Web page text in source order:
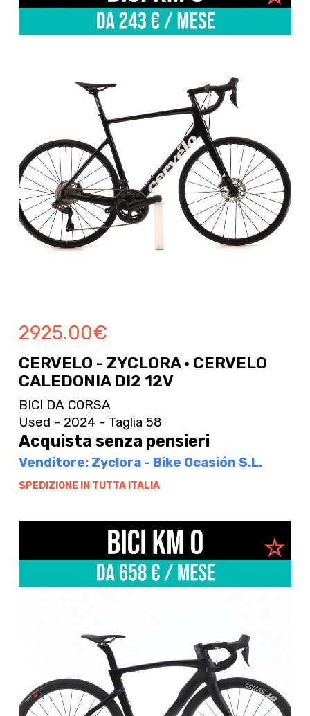
2925.00€
CERVELO - ZYCLORA · CERVELO
CALEDONIA DI2 12V
BICI DA CORSA
Used - 2024 - Taglia 58
Acquista senza pensieri
Venditore: Zyclora - Bike Ocasión S.L.
SPEDIZIONE IN TUTTA ITALIA